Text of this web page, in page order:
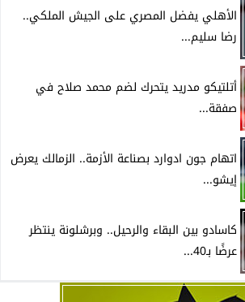
الأهلي يفضل المصري على الجيش الملكي..
رضا سليم...
أتلتيكو مدريد يتحرك لضم محمد صلاح في
صفقة...
اتهام جون ادوارد بصناعة الأزمة.. الزمالك يعرض
إيشو...
كاسادو بين البقاء والرحيل.. وبرشلونة ينتظر
عرضًا بـ40...